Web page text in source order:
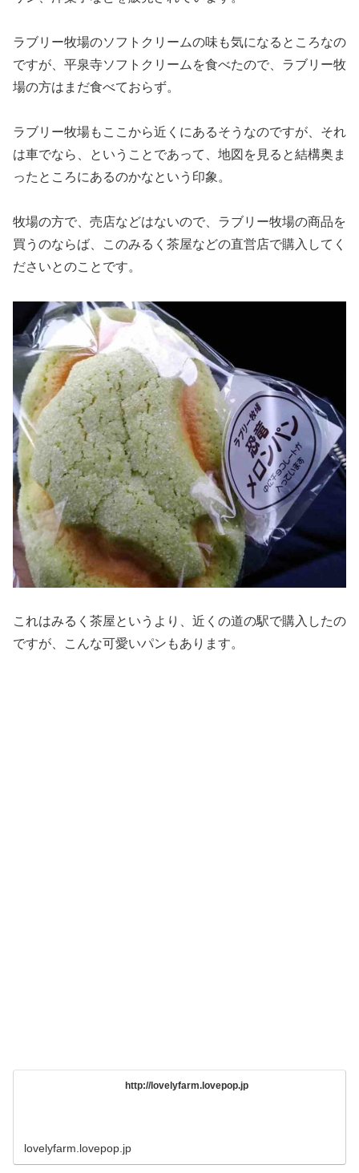
ラブリー牧場のソフトクリームの味も気になるところなの
ですが、平泉寺ソフトクリームを食べたので、ラブリー牧
場の方はまだ食べておらず。
ラブリー牧場もここから近くにあるそうなのですが、それ
は車でなら、ということであって、地図を見ると結構奥ま
ったところにあるのかなという印象。
牧場の方で、売店などはないので、ラブリー牧場の商品を
買うのならば、このみるく茶屋などの直営店で購入してく
ださいとのことです。
これはみるく茶屋というより、近くの道の駅で購入したの
ですが、こんな可愛いパンもあります。
http://lovelyfarm.lovepop.jp
lovelyfarm.lovepop.jp